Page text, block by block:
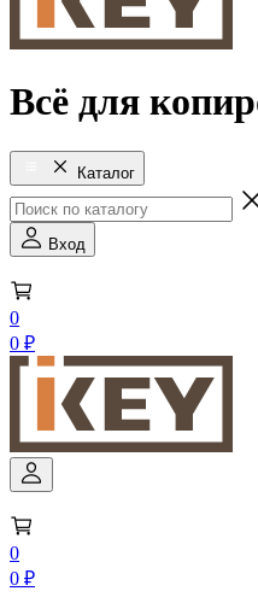
Всё для
Каталог
Вход
0
0 ₽
0
0 ₽